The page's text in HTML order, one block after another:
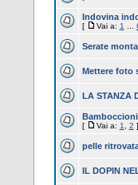
Indovina
[ Vai a: 1
Serate
Mettere foto
LA STANZA
Bamboccioni
[ Vai a: 1 2 ]
pelle
IL DOPIN